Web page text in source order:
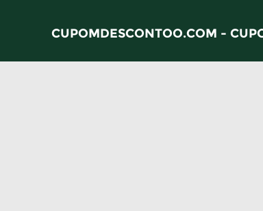
CUPOMDESCONTOO.COM -